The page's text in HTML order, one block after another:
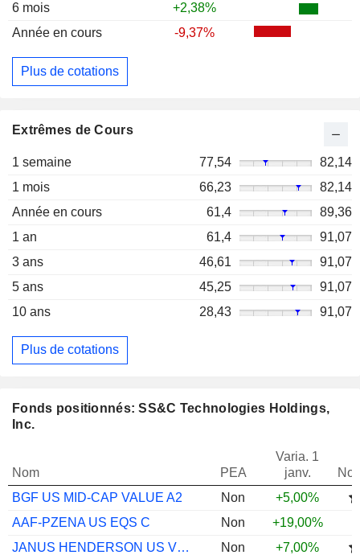
6 mois
+2,38%
Année en cours
-9,37%
Plus de cotations
Extrêmes de Cours
1 semaine 77,54
82,14
1 mois
66,23
82,14
Année en cours
61,4
89,36
1 an
61,4
91,07
3 ans
46,61
91,07
5 ans
45,25
91,07
10 ans
28,43 91,07
Plus de cotations
Fonds positionnés: SS&C Technologies Holdings,
Inc.
Nom PEA
Varia. 1
janv.
BGF US MID-CAP VALUE A2
Non
+5,00%
AAF-PZENA US EQS C
Non
+19,00%
JANUS HENDERSON US VENTURE H2 USD
Non +7,00%